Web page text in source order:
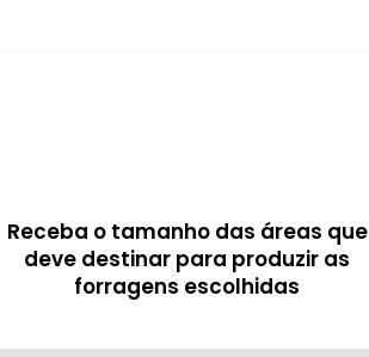
Receba o tamanho das áreas que
deve destinar para produzir as
forragens escolhidas